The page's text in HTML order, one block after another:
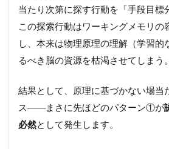
当たり次第に探す行動を「手段目標
この探索行動はワーキングメモリの
し、本来は物理原理の理解（学習的
るべき脳の資源を枯渇させてしまう。
結果として、原理に基づかない場当
ス――まさに先ほどのパターン①が
必然として発生します。